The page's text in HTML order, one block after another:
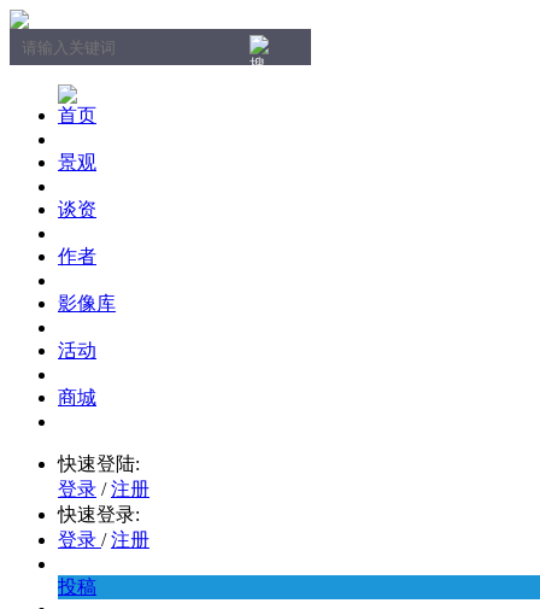
首页
景观
谈资
作者
影像库
活动
商城
快速登陆:
登录 / 注册
快速登录:
登录 / 注册
投稿